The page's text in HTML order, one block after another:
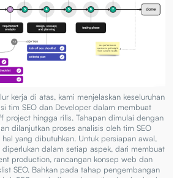
kerja di atas, kami menjelaskan keseluruhan
tim SEO dan Developer dalam membuat
project hingga rilis. Tahapan dimulai dengan
dilanjutkan proses analisis oleh tim SEO
yang dibutuhkan. Untuk persiapan awal,
diperlukan dalam setiap aspek, dari membuat
production, rancangan konsep web dan
SEO. Bahkan pada tahap pengembangan